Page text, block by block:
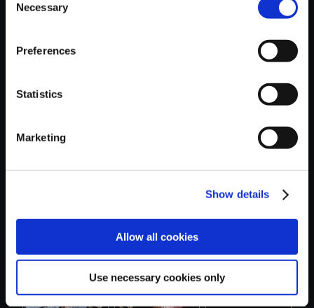
Selection
Necessary
Preferences
Statistics
Marketing
Show details
Allow all cookies
Use necessary cookies only
BIOHAZARD 6
Best Tra...